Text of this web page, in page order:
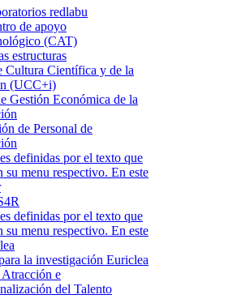
redlabu
de apoyo
(CAT)
estructuras
Cultura Científica y de la
(UCC+i)
Gestión Económica de la
de Personal de
la investigación Euriclea
e
del Talento